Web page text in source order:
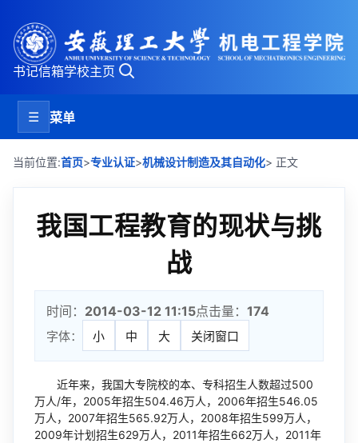
书记信箱学校主页
☰ 菜单
当前位置:首页>专业认证>机械设计制造及其自动化> 正文
我国工程教育的现状与挑
战
时间： 2014-03-12 11:15点击量： 174
字体： 小 中 大 关闭窗口
近年来，我国大专院校的本、专科招生人数超过500
万人/年，2005年招生504.46万人，2006年招生546.05
万人，2007年招生565.92万人，2008年招生599万人，
2009年计划招生629万人，2011年招生662万人，2011年